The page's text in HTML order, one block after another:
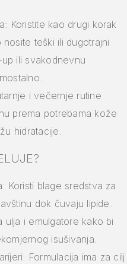
Koristite kao drugi korak
teški ili dugotrajni
ili svakodnevnu
i večernje rutine
prema potrebama kože
hidratacije.
Koristi blage sredstva za
dok čuvaju lipide.
ulja i emulgatore kako bi
isušivanja.
Formulacija ima za cilj